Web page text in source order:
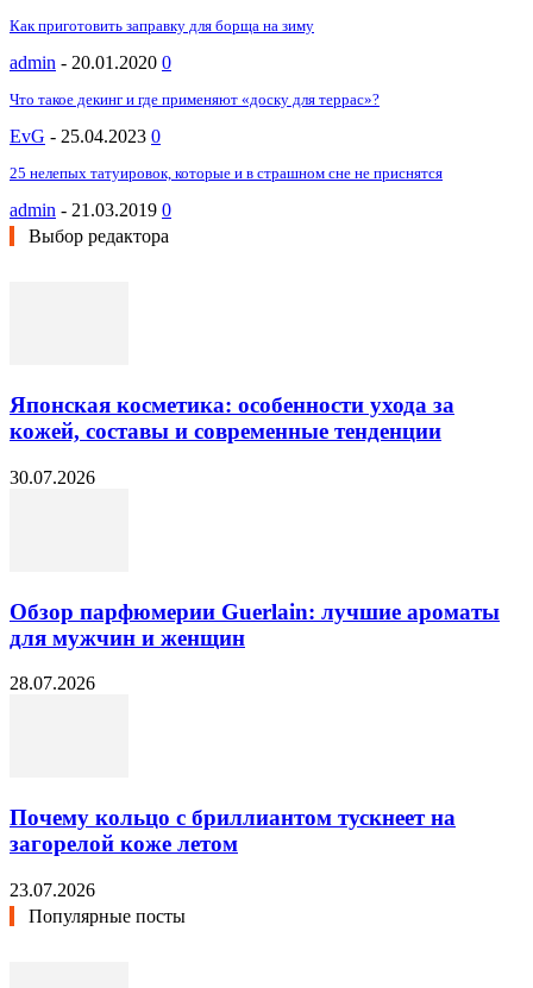
Как приготовить заправку для борща на зиму
admin - 20.01.2020 0
Что такое декинг и где применяют «доску для террас»?
EvG - 25.04.2023 0
25 нелепых татуировок, которые и в страшном сне не приснятся
admin - 21.03.2019 0
Выбор редактора
Японская косметика: особенности ухода за
кожей, составы и современные тенденции
30.07.2026
Обзор парфюмерии Guerlain: лучшие ароматы
для мужчин и женщин
28.07.2026
Почему кольцо с бриллиантом тускнеет на
загорелой коже летом
23.07.2026
Популярные посты